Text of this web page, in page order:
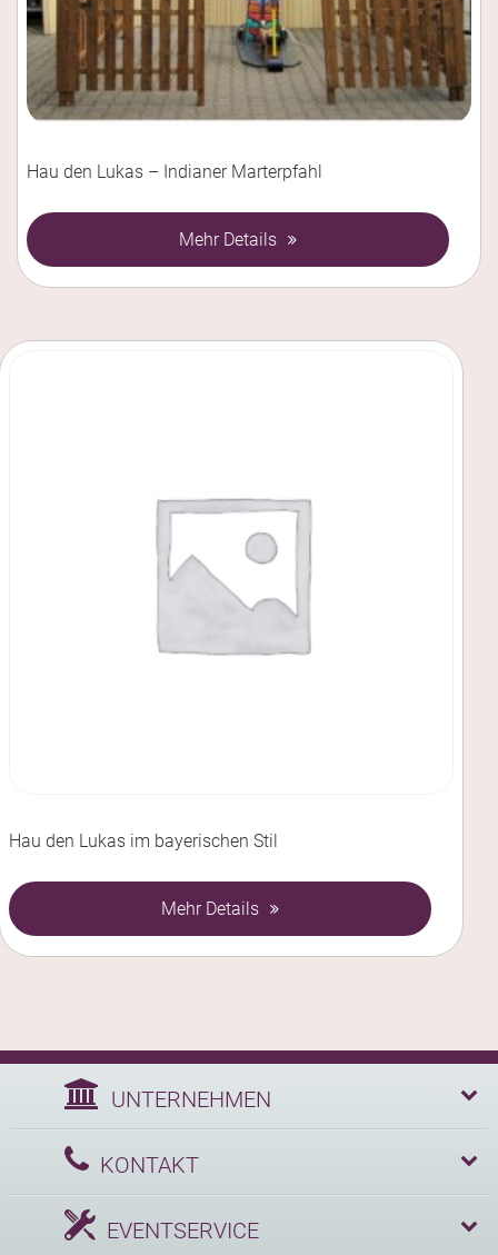
Hau den Lukas – Indianer Marterpfahl
Mehr Details
Hau den Lukas im bayerischen Stil
Mehr Details
UNTERNEHMEN
KONTAKT
EVENTSERVICE